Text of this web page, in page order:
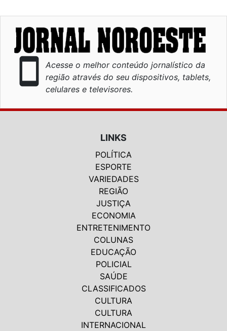
smartphone
Acesse o melhor conteúdo jornalístico da
região através do seu dispositivos, tablets,
celulares e televisores.
LINKS
POLÍTICA
ESPORTE
VARIEDADES
REGIÃO
JUSTIÇA
ECONOMIA
ENTRETENIMENTO
COLUNAS
EDUCAÇÃO
POLICIAL
SAÚDE
CLASSIFICADOS
CULTURA
CULTURA
INTERNACIONAL